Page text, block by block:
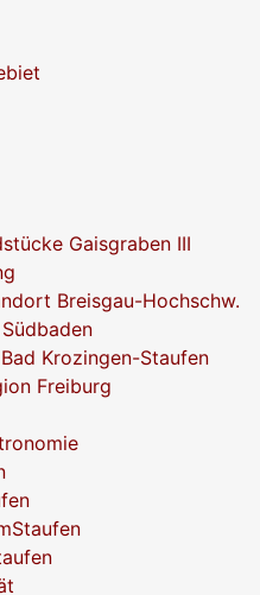
Gaisgraben III
Breisgau-Hochschw.
Krozingen-Staufen
Freiburg